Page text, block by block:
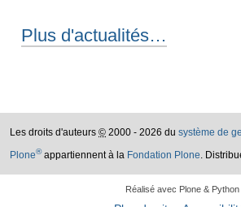
Plus d'actualités…
Les droits d'auteurs © 2000 - 2026 du système de
Plone®appartiennent à la Fondation Plone.
Réalisé avec Plone & Python